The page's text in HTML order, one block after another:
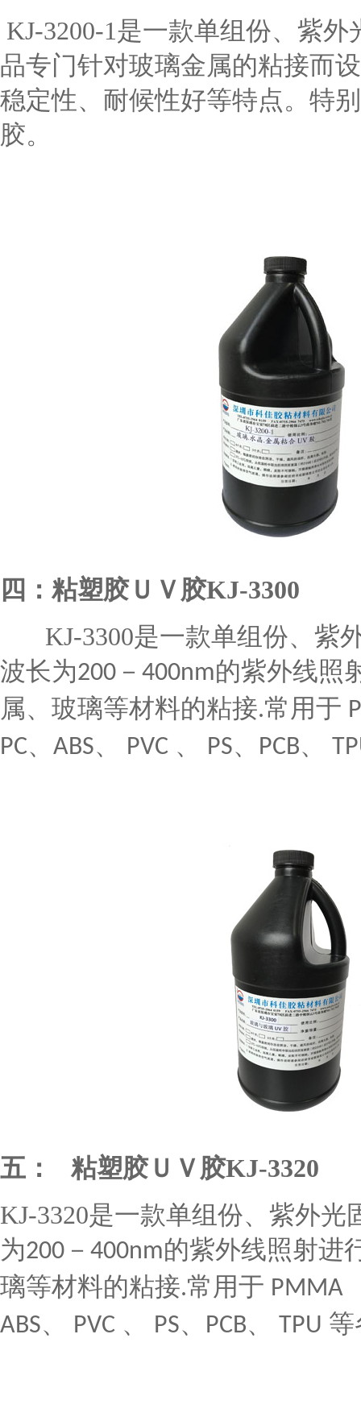
KJ-3200-1是一款单组份、紫外
品专门针对玻璃金属的粘接而
稳定性、耐候性好等特点。特
胶。
四：粘塑胶ＵＶ胶KJ-3300
KJ-3300是一款单组份、紫
波长为200 － 400nm的紫外线照
属、玻璃等材料的粘接.常用于
PC、 ABS、 PVC 、 PS、 PCB、
五： 粘塑胶ＵＶ胶KJ-3320
KJ-3320是一款单组份、紫外光
为200 － 400nm的紫外线照射进
璃等材料的粘接.常用于 PMMA
ABS、 PVC 、 PS、 PCB、 TPU 等